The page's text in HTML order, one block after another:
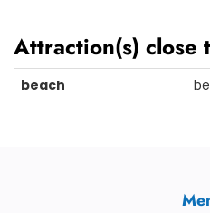
Attraction(s)
beach